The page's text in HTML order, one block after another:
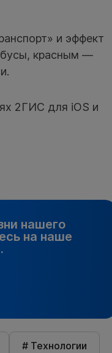
и эффект
красным —
2ГИС для iOS и
нашего
на наше
# Технологии